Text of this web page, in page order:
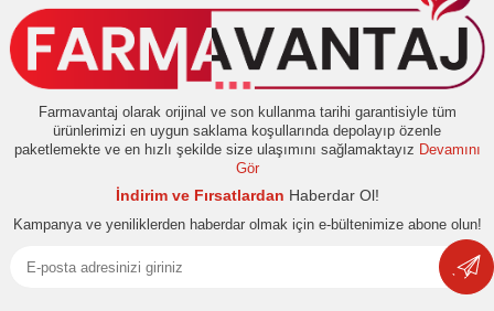
Farmavantaj olarak orijinal ve son kullanma tarihi garantisiyle tüm
ürünlerimizi en uygun saklama koşullarında depolayıp özenle
paketlemekte ve en hızlı şekilde size ulaşımını sağlamaktayız Devamını
Gör
İndirim ve Fırsatlardan Haberdar Ol!
Kampanya ve yeniliklerden haberdar olmak için e-bültenimize abone olun!